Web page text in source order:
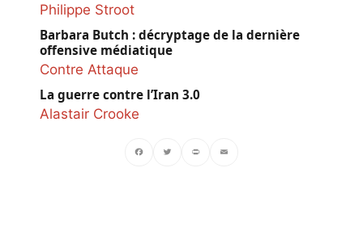
Philippe Stroot
Barbara Butch : décryptage de la dernière
offensive médiatique
Contre Attaque
La guerre contre l’Iran 3.0
Alastair Crooke